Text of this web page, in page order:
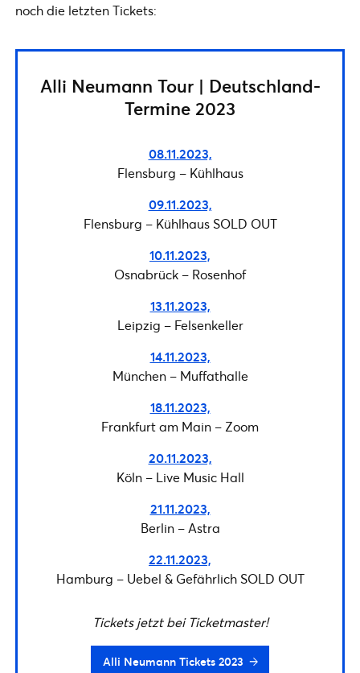
noch die letzten Tickets:
Alli Neumann Tour | Deutschland-
Termine 2023
08.11.2023,
Flensburg – Kühlhaus
09.11.2023,
Flensburg – Kühlhaus SOLD OUT
10.11.2023,
Osnabrück – Rosenhof
13.11.2023,
Leipzig – Felsenkeller
14.11.2023,
München – Muffathalle
18.11.2023,
Frankfurt am Main – Zoom
20.11.2023,
Köln – Live Music Hall
21.11.2023,
Berlin – Astra
22.11.2023,
Hamburg – Uebel & Gefährlich SOLD OUT
Tickets jetzt bei Ticketmaster!
Alli Neumann Tickets 2023